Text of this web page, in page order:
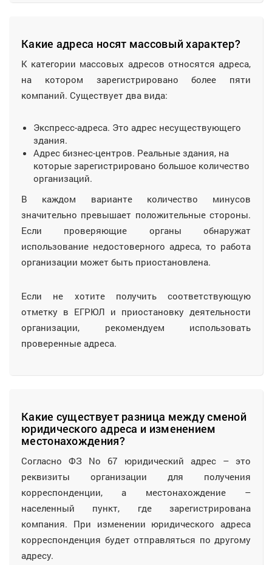
Какие адреса носят массовый характер?
К категории массовых адресов относятся адреса,
на котором зарегистрировано более пяти
компаний. Существует два вида:
Экспресс-адреса. Это адрес несуществующего
здания.
Адрес бизнес-центров. Реальные здания, на
которые зарегистрировано большое количество
организаций.
В каждом варианте количество минусов
значительно превышает положительные стороны.
Если проверяющие органы обнаружат
использование недостоверного адреса, то работа
организации может быть приостановлена.
Если не хотите получить соответствующую
отметку в ЕГРЮЛ и приостановку деятельности
организации, рекомендуем использовать
проверенные адреса.
Какие существует разница между сменой
юридического адреса и изменением
местонахождения?
Согласно ФЗ No 67 юридический адрес – это
реквизиты организации для получения
корреспонденции, а местонахождение –
населенный пункт, где зарегистрирована
компания. При изменении юридического адреса
корреспонденция будет отправляться по другому
адресу.